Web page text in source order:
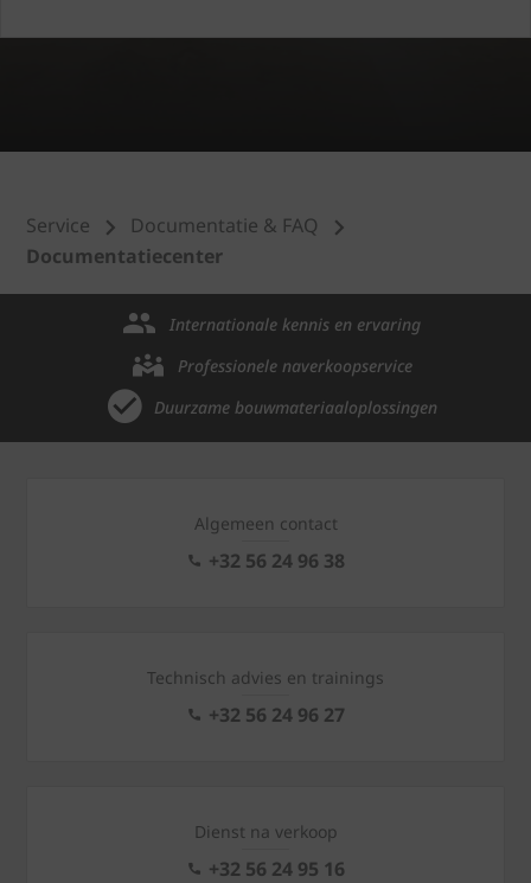
Service
Documentatie & FAQ
Documentatiecenter
Internationale kennis en ervaring
Professionele naverkoopservice
Duurzame bouwmateriaaloplossingen
Algemeen contact
+32 56 24 96 38
Technisch advies en trainings
+32 56 24 96 27
Dienst na verkoop
+32 56 24 95 16